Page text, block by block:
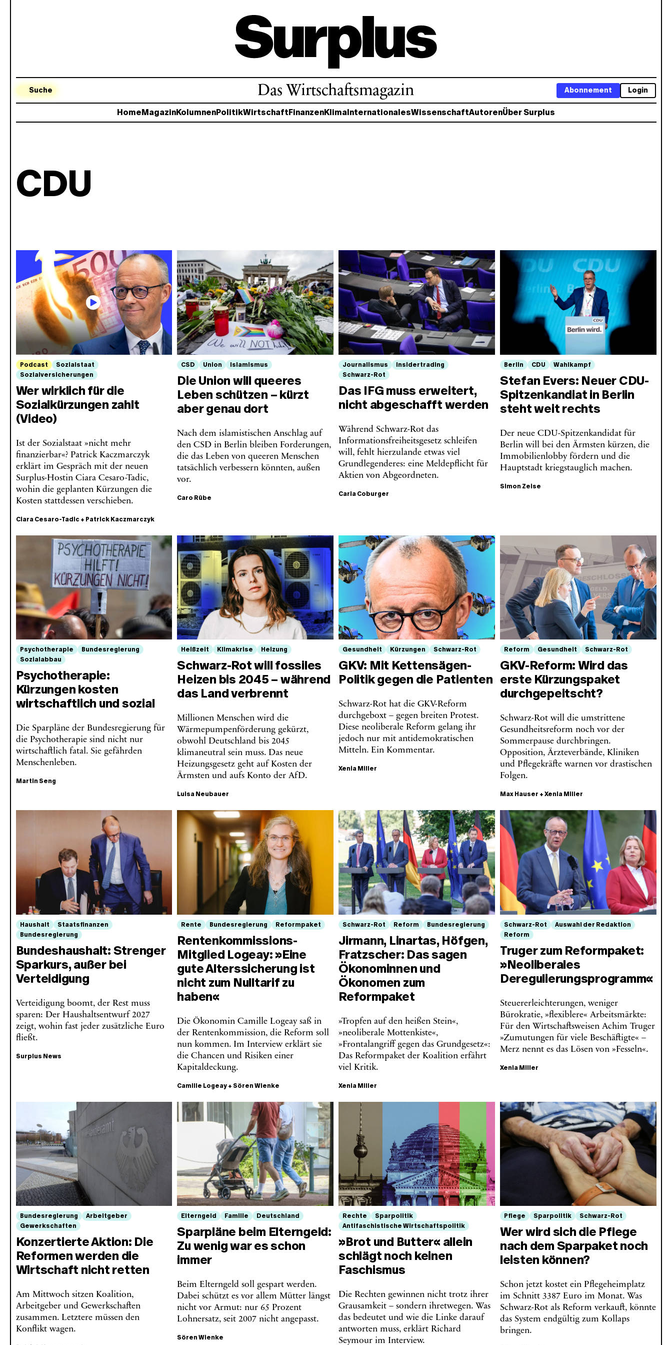
Suche Das Wirtschaftsmagazin Login
Abonnement
HomeMagazinKolumnenPolitikWirtschaftFinanzenKlimaInternationalesWissenschaftAutorenÜber Surplus
CDU
Podcast
Sozialstaat
Sozialversicherungen
Wer wirklich für die
Sozialkürzungen zahlt
(Video)
Ist der Sozialstaat »nicht mehr
finanzierbar«? Patrick Kaczmarczyk
erklärt im Gespräch mit der neuen
Surplus-Hostin Ciara Cesaro-Tadic,
wohin die geplanten Kürzungen die
Kosten stattdessen verschieben.
Ciara Cesaro-Tadic+ Patrick Kaczmarczyk
CSD Union Islamismus
Die Union will queeres
Leben schützen – kürzt
aber genau dort
Nach dem islamistischen Anschlag auf
den CSD in Berlin bleiben Forderungen,
die das Leben von queeren Menschen
tatsächlich verbessern könnten, außen
vor.
Caro Rübe
Journalismus
Insidertrading
Schwarz-Rot
Das IFG muss erweitert,
nicht abgeschafft werden
Während Schwarz-Rot das
Informationsfreiheitsgesetz schleifen
will, fehlt hierzulande etwas viel
Grundlegenderes: eine Meldepflicht für
Aktien von Abgeordneten.
Carla Coburger
Berlin CDU Wahlkampf
Stefan Evers: Neuer CDU-
Spitzenkandiat in Berlin
steht weit rechts
Der neue CDU-Spitzenkandidat für
Berlin will bei den Ärmsten kürzen, die
Immobilienlobby fördern und die
Hauptstadt kriegstauglich machen.
Simon Zeise
Psychotherapie
Bundesregierung
Sozialabbau
Psychotherapie:
Kürzungen kosten
wirtschaftlich und sozial
Die Sparpläne der Bundesregierung für
die Psychotherapie sind nicht nur
wirtschaftlich fatal. Sie gefährden
Menschenleben.
Martin Seng
Heißzeit Klimakrise Heizung
Schwarz-Rot will fossiles
Heizen bis 2045 – während
das Land verbrennt
Millionen Menschen wird die
Wärmepumpenförderung gekürzt,
obwohl Deutschland bis 2045
klimaneutral sein muss. Das neue
Heizungsgesetz geht auf Kosten der
Ärmsten und aufs Konto der AfD.
Luisa Neubauer
Gesundheit Kürzungen Schwarz-Rot
GKV: Mit Kettensägen-
Politik gegen die Patienten
Schwarz-Rot hat die GKV-Reform
durchgeboxt – gegen breiten Protest.
Diese neoliberale Reform gelang ihr
jedoch nur mit antidemokratischen
Mitteln. Ein Kommentar.
Xenia Miller
Reform Gesundheit Schwarz-Rot
GKV-Reform: Wird das
erste Kürzungspaket
durchgepeitscht?
Schwarz-Rot will die umstrittene
Gesundheitsreform noch vor der
Sommerpause durchbringen.
Opposition, Ärzteverbände, Kliniken
und Pflegekräfte warnen vor drastischen
Folgen.
Max Hauser + Xenia Miller
Haushalt
Staatsfinanzen
Bundesregierung
Bundeshaushalt: Strenger
Sparkurs, außer bei
Verteidigung
Verteidigung boomt, der Rest muss
sparen: Der Haushaltsentwurf 2027
zeigt, wohin fast jeder zusätzliche Euro
fließt.
Surplus News
Rente Bundesregierung Reformpaket
Rentenkommissions-
Mitglied Logeay: »Eine
gute Alterssicherung ist
nicht zum Nulltarif zu
haben«
Die Ökonomin Camille Logeay saß in
der Rentenkommission, die Reform soll
nun kommen. Im Interview erklärt sie
die Chancen und Risiken einer
Kapitaldeckung.
Camille Logeay +Sören Wienke
Schwarz-Rot Reform Bundesregierung
Jirmann, Linartas, Höfgen,
Fratzscher: Das sagen
Ökonominnen und
Ökonomen zum
Reformpaket
»Tropfen auf den heißen Stein«,
»neoliberale Mottenkiste«,
»Frontalangriff gegen das Grundgesetz«:
Das Reformpaket der Koalition erfährt
viel Kritik.
Xenia Miller
Schwarz-Rot
Auswahl der Redaktion
Reform
Truger zum Reformpaket:
»Neoliberales
Deregulierungsprogramm«
Steuererleichterungen, weniger
Bürokratie, »flexiblere« Arbeitsmärkte:
Für den Wirtschaftsweisen Achim Truger
»Zumutungen für viele Beschäftigte« –
Merz nennt es das Lösen von »Fesseln«.
Xenia Miller
Bundesregierung
Arbeitgeber
Gewerkschaften
Konzertierte Aktion: Die
Reformen werden die
Wirtschaft nicht retten
Am Mittwoch sitzen Koalition,
Arbeitgeber und Gewerkschaften
zusammen. Letztere müssen den
Konflikt wagen.
Elterngeld Familie Deutschland
Sparpläne beim Elterngeld:
Zu wenig war es schon
immer
Beim Elterngeld soll gespart werden.
Dabei schützt es vor allem Mütter längst
nicht vor Armut: nur 65 Prozent
Lohnersatz, seit 2007 nicht angepasst.
Sören Wienke
Rechte
Sparpolitik
Antifaschistische Wirtschaftspolitik
»Brot und Butter« allein
schlägt noch keinen
Faschismus
Die Rechten gewinnen nicht trotz ihrer
Grausamkeit – sondern ihretwegen. Was
das bedeutet und wie die Linke darauf
antworten muss, erklärt Richard
Seymour im Interview.
Pflege Sparpolitik Schwarz-Rot
Wer wird sich die Pflege
nach dem Sparpaket noch
leisten können?
Schon jetzt kostet ein Pflegeheimplatz
im Schnitt 3387 Euro im Monat. Was
Schwarz-Rot als Reform verkauft, könnte
das System endgültig zum Kollaps
bringen.